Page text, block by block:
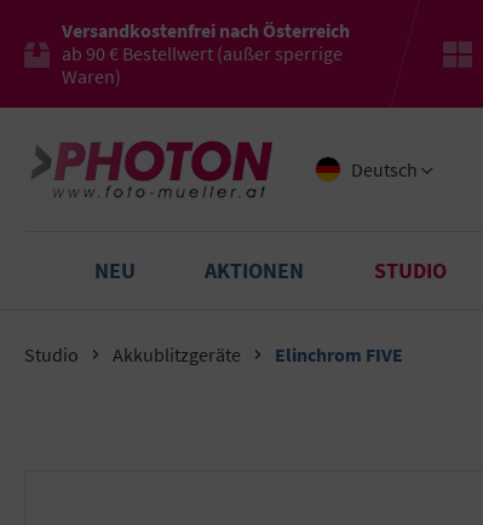
Versandkostenfrei nach Österreich
ab 90 € Bestellwert (außer sperrige
Waren)
Deutsch
NEU AKTIONEN STUDIO
Studio Akkublitzgeräte Elinchrom FIVE